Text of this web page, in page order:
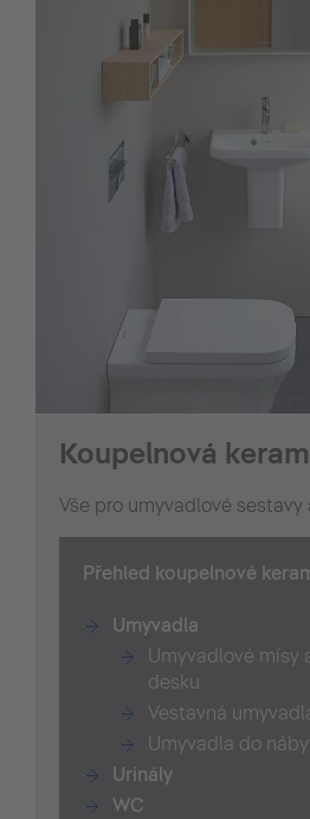
Koupelnová
Vše pro umyvadlové sestavy
Přehled koupelnové
Umyvadla
Umyvadlové mísy
desku
Vestavná
Umyvadla do
Urinály
WC